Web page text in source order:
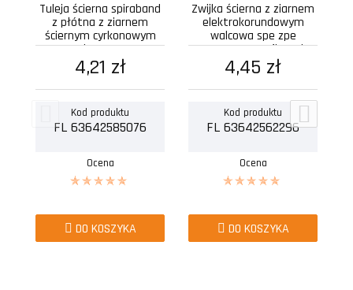
Tuleja ścierna spiraband
z płótna z ziarnem
ściernym cyrkonowym
spe zsb 15x30mm...
4,21 zł
Kod produktu
FL 63642585076
Ocena
DO KOSZYKA
Zwijka ścierna z ziarnem
elektrokorundowym
walcowa spe zpe
10x38x3.2mm flexovit
r228 p120
4,45 zł
Kod produktu
FL 63642562296
Ocena
DO KOSZYKA